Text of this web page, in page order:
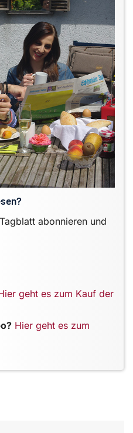
abonnieren und
geht es zum Kauf der
Hier geht es zum